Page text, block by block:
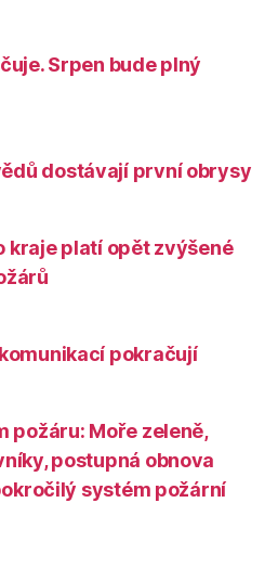
Srpen bude plný
dostávají první obrysy
kraje platí opět zvýšené
pokračují
požáru: Moře zeleně,
postupná obnova
systém požární